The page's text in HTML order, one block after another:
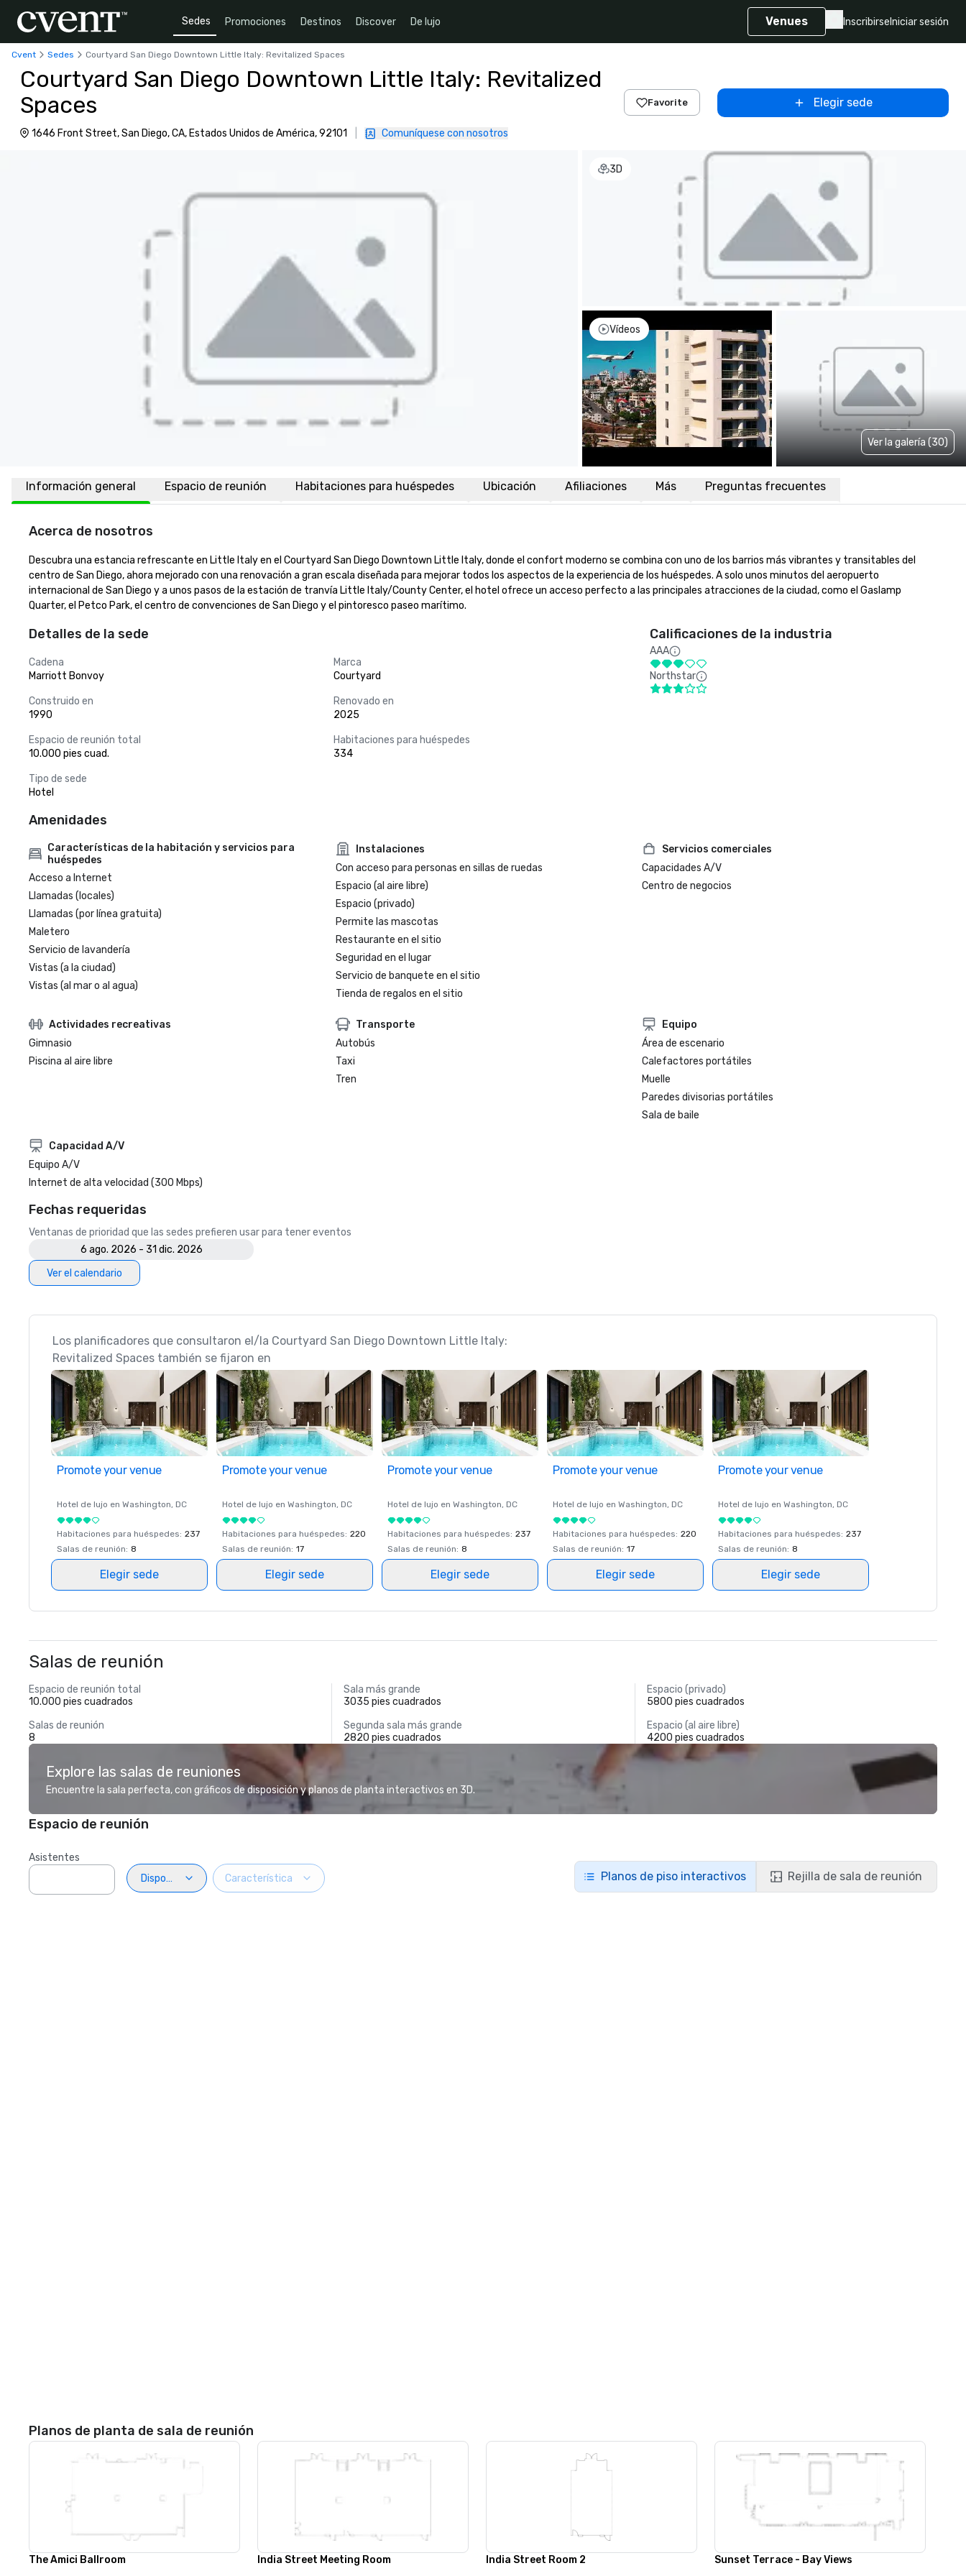
Sedes Promociones Destinos Discover De lujo Venues Inscribirse Iniciar sesión
Cvent Sedes Courtyard San Diego Downtown Little Italy: Revitalized Spaces
Courtyard San Diego Downtown Little Italy: Revitalized
Spaces
1646 Front Street, San Diego, CA, Estados Unidos de América, 92101 Comuníquese con nosotros
Favorite Elegir sede
3D
Vídeos
Ver la galería (30)
Información general Espacio de reunión Habitaciones para huéspedes Ubicación Afiliaciones Más Preguntas frecuentes
Acerca de nosotros
Descubra una estancia refrescante en Little Italy en el Courtyard San Diego Downtown Little Italy, donde el confort moderno se combina con uno de los barrios más vibrantes y transitables del
centro de San Diego, ahora mejorado con una renovación a gran escala diseñada para mejorar todos los aspectos de la experiencia de los huéspedes. A solo unos minutos del aeropuerto
internacional de San Diego y a unos pasos de la estación de tranvía Little Italy/County Center, el hotel ofrece un acceso perfecto a las principales atracciones de la ciudad, como el Gaslamp
Quarter, el Petco Park, el centro de convenciones de San Diego y el pintoresco paseo marítimo.
Detalles de la sede
Cadena
Marriott Bonvoy
Marca
Courtyard
Construido en
1990
Renovado en
2025
Espacio de reunión total
10.000 pies cuad.
Habitaciones para huéspedes
334
Tipo de sede
Hotel
Calificaciones de la industria
AAA
Northstar
Amenidades
Características de la habitación y servicios para
huéspedes
Acceso a Internet
Llamadas (locales)
Llamadas (por línea gratuita)
Maletero
Servicio de lavandería
Vistas (a la ciudad)
Vistas (al mar o al agua)
Instalaciones
Con acceso para personas en sillas de ruedas
Espacio (al aire libre)
Espacio (privado)
Permite las mascotas
Restaurante en el sitio
Seguridad en el lugar
Servicio de banquete en el sitio
Tienda de regalos en el sitio
Servicios comerciales
Capacidades A/V
Centro de negocios
Actividades recreativas
Gimnasio
Piscina al aire libre
Transporte
Autobús
Taxi
Tren
Equipo
Área de escenario
Calefactores portátiles
Muelle
Paredes divisorias portátiles
Sala de baile
Capacidad A/V
Equipo A/V
Internet de alta velocidad (300 Mbps)
Fechas requeridas
Ventanas de prioridad que las sedes prefieren usar para tener eventos
6 ago. 2026 - 31 dic. 2026
Ver el calendario
Los planificadores que consultaron el/la Courtyard San Diego Downtown Little Italy:
Revitalized Spaces también se fijaron en
Promote your venue
Hotel de lujo en Washington, DC
Habitaciones para huéspedes: 237
Salas de reunión: 8
Elegir sede
Promote your venue
Hotel de lujo en Washington, DC
Habitaciones para huéspedes: 220
Salas de reunión: 17
Elegir sede
Promote your venue
Hotel de lujo en Washington, DC
Habitaciones para huéspedes: 237
Salas de reunión: 8
Elegir sede
Promote your venue
Hotel de lujo en Washington, DC
Habitaciones para huéspedes: 220
Salas de reunión: 17
Elegir sede
Promote your venue
Hotel de lujo en Washington, DC
Habitaciones para huéspedes: 237
Salas de reunión: 8
Elegir sede
Salas de reunión
Espacio de reunión total
10.000 pies cuadrados
Sala más grande
3035 pies cuadrados
Espacio (privado)
5800 pies cuadrados
Salas de reunión
8
Segunda sala más grande
2820 pies cuadrados
Espacio (al aire libre)
4200 pies cuadrados
Explore las salas de reuniones
Encuentre la sala perfecta, con gráficos de disposición y planos de planta interactivos en 3D.
Espacio de reunión
Asistentes
Disposiciön
Característica Planos de piso interactivos Rejilla de sala de reunión
Planos de planta de sala de reunión
The Amici Ballroom India Street Meeting Room India Street Room 2 Sunset Terrace - Bay Views